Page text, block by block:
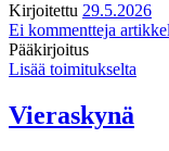
Kirjoitettu 29.5.2026
Ei kommentteja
Pääkirjoitus
Lisää toimitukselta
Vieraskynä